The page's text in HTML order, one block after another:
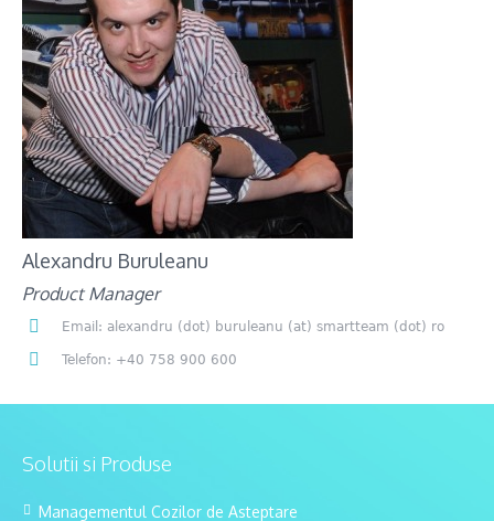
Alexandru Buruleanu
Product Manager
Email: alexandru (dot) buruleanu (at) smartteam (dot) ro
Telefon: +40 758 900 600
Solutii si Produse
Managementul Cozilor de Asteptare